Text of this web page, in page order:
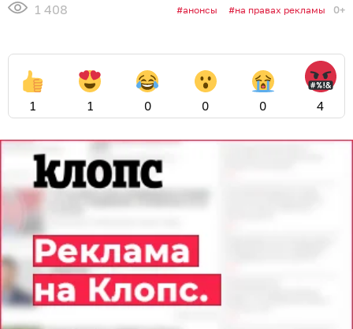
1 408 анонсы на правах рекламы 0+
1 1 0 0 0 4